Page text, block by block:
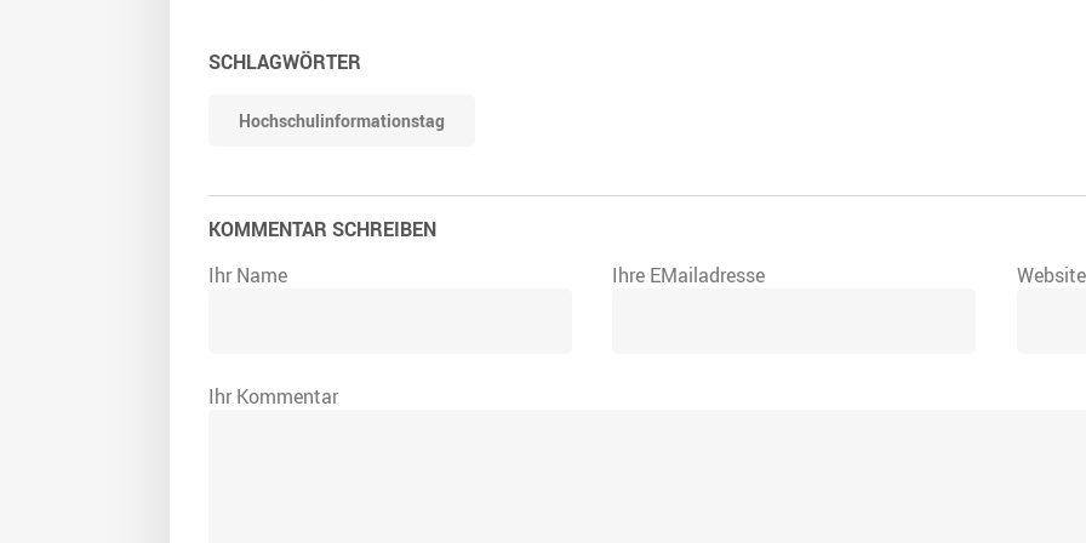
SCHLAGWÖRTER
Hochschulinformationstag
KOMMENTAR SCHREIBEN
Ihr Name
Ihre EMailadresse
Ihr Kommentar